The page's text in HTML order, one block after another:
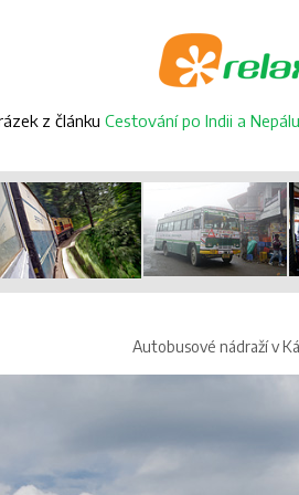
z článku Cestování po Indii a
Autobusové nádraží v